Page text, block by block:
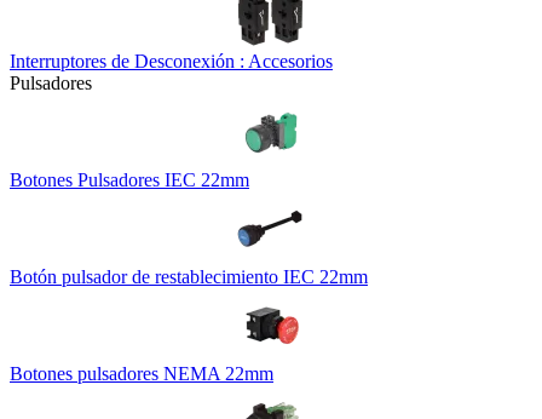
Interruptores de Desconexión : Accesorios
Pulsadores
Botones Pulsadores IEC 22mm
Botón pulsador de restablecimiento IEC 22mm
Botones pulsadores NEMA 22mm